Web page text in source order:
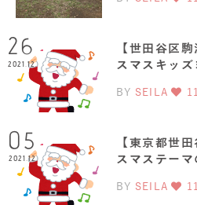
26
2021.12
【世田谷区
スマスキッ
BY SEILA 11
05
2021.12
【東京都世
スマステー
BY SEILA 11